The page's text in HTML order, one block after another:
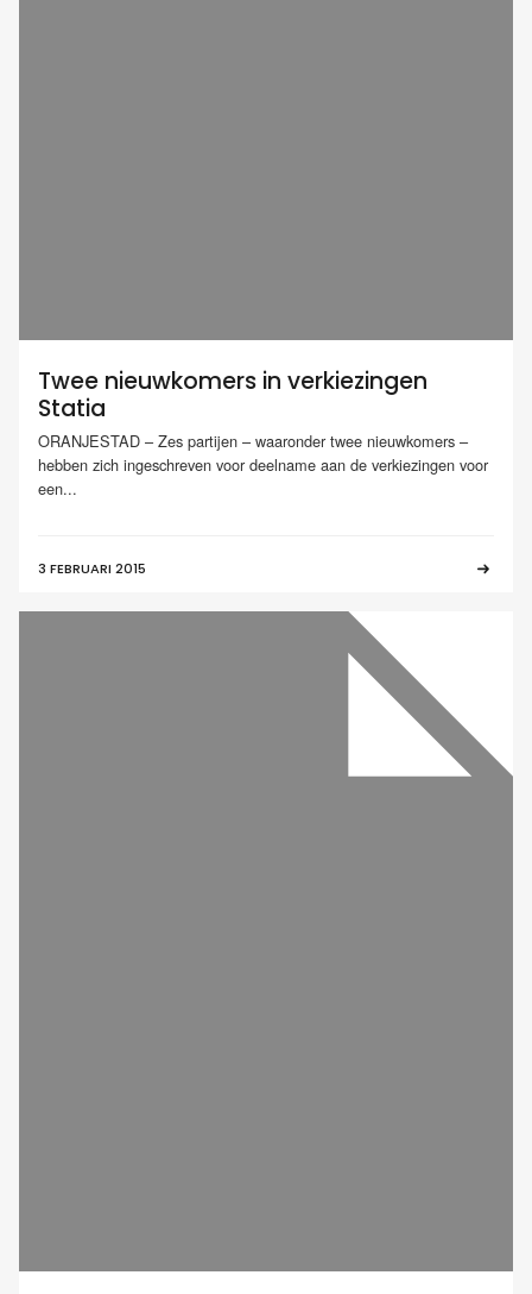
Twee nieuwkomers in verkiezingen
Statia
ORANJESTAD – Zes partijen – waaronder twee nieuwkomers –
hebben zich ingeschreven voor deelname aan de verkiezingen voor
een...
3 FEBRUARI 2015